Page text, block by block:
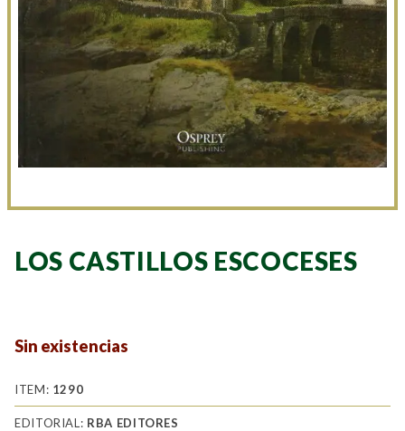
LOS CASTILLOS ESCOCESES
Sin existencias
ITEM: 1290
EDITORIAL: RBA EDITORES